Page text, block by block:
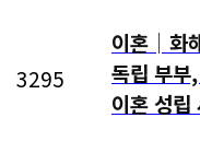
3295
이혼│화
독립 부부
이혼 성립